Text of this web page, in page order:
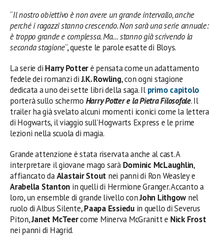
“Il nostro obiettivo è non avere un grande intervallo, anche
perché i ragazzi stanno crescendo. Non sarà una serie annuale:
è troppo grande e complessa. Ma… stanno già scrivendo la
seconda stagione“, queste le parole esatte di Bloys.
La serie di Harry Potterè pensata come un adattamento
fedele dei romanzi diJ.K. Rowling, con ogni stagione
dedicata a uno dei sette libri della saga. Il primo capitolo
porterà sullo schermo Harry Potter e la Pietra Filosofale. Il
trailer ha già svelato alcuni momenti iconici come la lettera
di Hogwarts, il viaggio sull’Hogwarts Express e le prime
lezioni nella scuola di magia.
Grande attenzione è stata riservata anche al cast. A
interpretare il giovane mago sarà Dominic McLaughlin,
affiancato daAlastair Stout nei panni di Ron Weasley e
Arabella Stanton in quelli di Hermione Granger. Accanto a
loro, un ensemble di grande livello conJohn Lithgow nel
ruolo di Albus Silente,Paapa Essieduin quello di Severus
Piton,Janet McTeercome Minerva McGranitt e Nick Frost
nei panni di Hagrid.